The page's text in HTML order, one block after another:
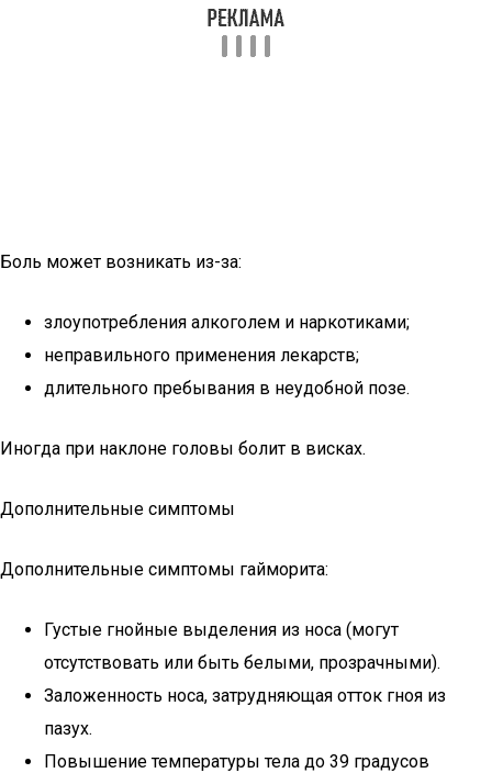
Боль может возникать из-за:
злоупотребления алкоголем и наркотиками;
неправильного применения лекарств;
длительного пребывания в неудобной позе.
Иногда при наклоне головы болит в висках.
Дополнительные симптомы
Дополнительные симптомы гайморита:
Густые гнойные выделения из носа (могут
отсутствовать или быть белыми, прозрачными).
Заложенность носа, затрудняющая отток гноя из
пазух.
Повышение температуры тела до 39 градусов